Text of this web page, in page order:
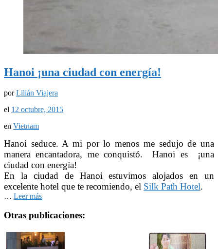
Hanoi ¡una ciudad con energía!
porLilián Viajera
el 12 octubre, 2015
en Vietnam
Hanoi seduce. A mi por lo menos me sedujo de una
manera encantadora, me conquistó. Hanoi es ¡una
ciudad con energía!
En la ciudad de Hanoi estuvimos alojados en un
excelente hotel que te recomiendo, el Silk Path Hotel.
… Leer más
Otras publicaciones: